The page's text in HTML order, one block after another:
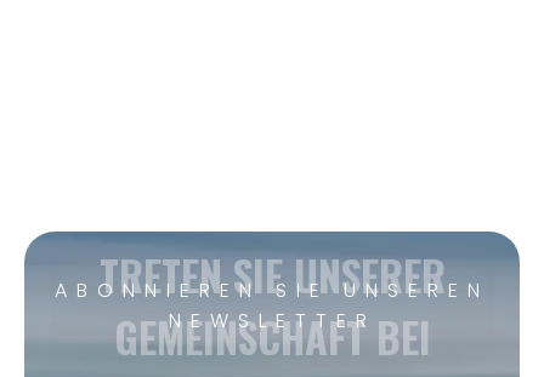
ABONNIEREN SIE UNSEREN
NEWSLETTER
TRETEN SIE UNSERER
GEMEINSCHAFT BEI